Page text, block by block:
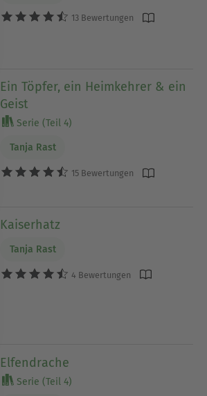
13 Bewertungen
Ein Töpfer, ein Heimkehrer & ein
Geist
Serie (Teil 4)
Tanja Rast
15 Bewertungen
Kaiserhatz
Tanja Rast
4 Bewertungen
Elfendrache
Serie (Teil 4)